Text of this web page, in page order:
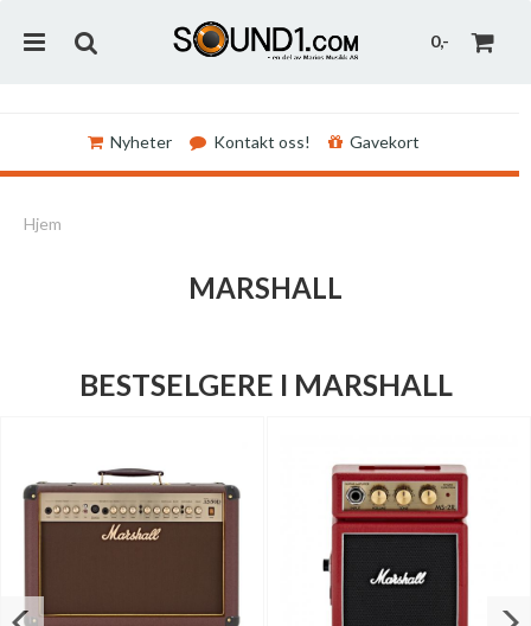
0,-
Nyheter Kontakt oss! Gavekort
Hjem
MARSHALL
BESTSELGERE I MARSHALL